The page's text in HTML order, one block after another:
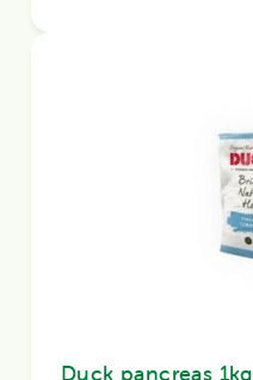
Duck pancreas 1kg